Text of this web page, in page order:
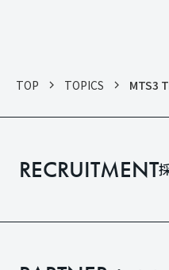
TOP TOPICS MTS3
RECRUITMENT